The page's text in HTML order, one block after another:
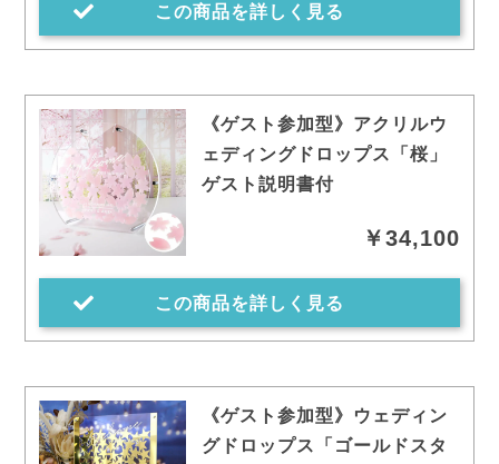
この商品を詳しく見る
《ゲスト参加型》アクリルウ
ェディングドロップス「桜」
ゲスト説明書付
￥34,100
この商品を詳しく見る
《ゲスト参加型》ウェディン
グドロップス「ゴールドスタ